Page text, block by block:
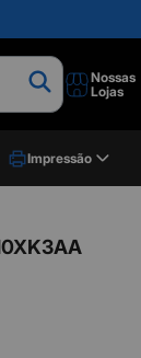
Nossas
Lojas
Impressão